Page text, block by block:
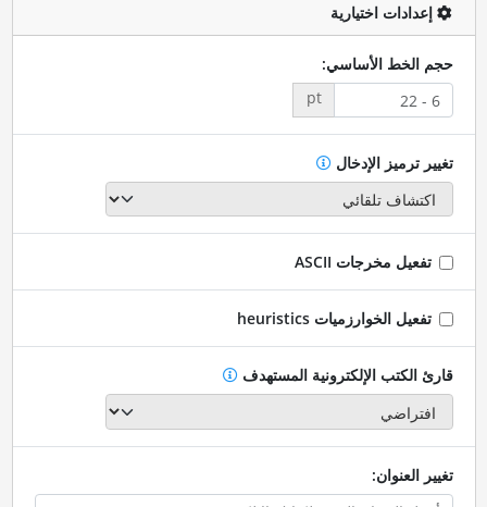
إعدادات اختيارية
حجم الخط الأساسي:
pt
تغيير ترميز الإدخال
تفعيل مخرجات ASCII
تفعيل الخوارزميات heuristics
قارئ الكتب الإلكترونية المستهدف
تغيير العنوان: